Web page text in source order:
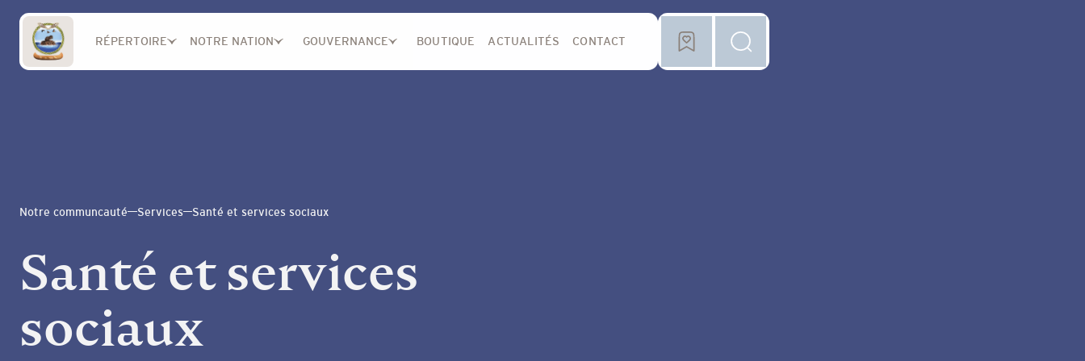
RÉPERTOIRE NOTRE NATION GOUVERNANCE BOUTIQUE ACTUALITÉS CONTACT
Notre communcauté Services Santé et services sociaux
Santé et services
sociaux